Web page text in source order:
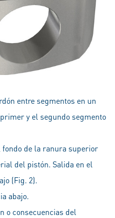
entre segmentos en un
y el segundo segmento
de la ranura superior
del pistón. Salida en el
(Fig. 2).
abajo.
o consecuencias del